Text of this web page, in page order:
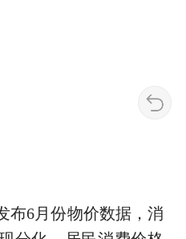
布6月份物价数据，消